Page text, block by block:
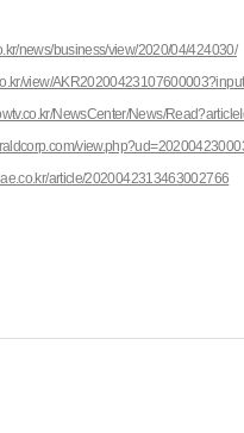
news/business/view/2020/04/424030/
view/
NewsCenter/News/
article/2020042313463002766